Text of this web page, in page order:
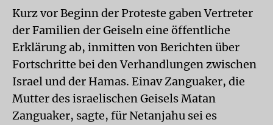
Kurz vor Beginn der Proteste gaben Vertreter
der Familien der Geiseln eine öffentliche
Erklärung ab, inmitten von Berichten über
Fortschritte bei den Verhandlungen zwischen
Israel und der Hamas. Einav Zanguaker, die
Mutter des israelischen Geisels Matan
Zanguaker, sagte, für Netanjahu sei es